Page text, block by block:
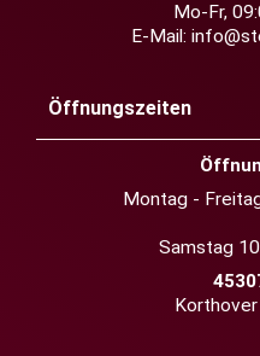
Mo-Fr,
E-Mail:
Öffnungszeiten
Montag -
Samstag